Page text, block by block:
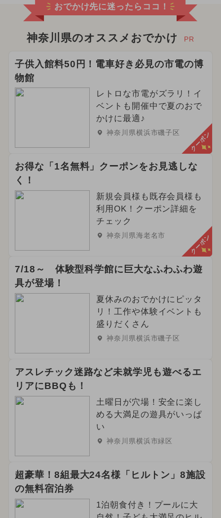
2026年5月のイベント
2024年11月のイベント
2024年3月のイベント
2024年9月のイベント グルメフェス
ワークショップ
2025年2月のイベント
2025年7月のイベント
2026年4月のイベント 春休み
2024年12月のイベント
2024年8月のイベント
2024年10月のイベント
2024年2月のイベント
2024年6月のイベント 冬休み
2025年4月のイベント
2025年1月のイベント
2025年5月のイベント
おでかけ先に迷ったらココ！
神奈川県のオススメおでかけ PR
子供入館料50円！電車好き必見の市電の博
物館
レトロな市電がズラリ！イ
ベントも開催中で夏のおで
かけに最適♪
神奈川県横浜市磯子区 クーポン
お得な「1名無料」クーポンをお見逃しな
く！
新規会員様も既存会員様も
利用OK！クーポン詳細を
チェック
神奈川県海老名市 クーポン
7/18～ 体験型科学館に巨大なふわふわ遊
具が登場！
夏休みのおでかけにピッタ
リ！工作や体験イベントも
盛りだくさん
神奈川県横浜市磯子区
アスレチック迷路など未就学児も遊べるエ
リアにBBQも！
土曜日が穴場！安全に楽し
める大満足の遊具がいっぱ
い
神奈川県横浜市緑区
超豪華！8組最大24名様「ヒルトン」8施設
の無料宿泊券
1泊朝食付き！プールに大